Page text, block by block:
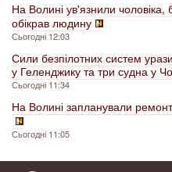
На Волині ув'язнили чоловіка,
обікрав людину
Сьогодні 12:03
Сили безпілотних систем
у Геленджику та три судна у
Сьогодні 11:34
На Волині запланували
Сьогодні 11:05